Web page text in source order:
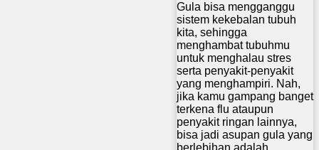
Gula bisa mengganggu
sistem kekebalan tubuh
kita, sehingga
menghambat tubuhmu
untuk menghalau stres
serta penyakit-penyakit
yang menghampiri. Nah,
jika kamu gampang banget
terkena flu ataupun
penyakit ringan lainnya,
bisa jadi asupan gula yang
berlebihan adalah